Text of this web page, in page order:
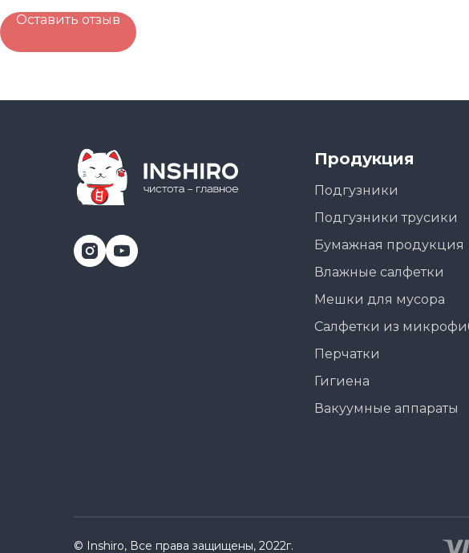
Оставить отзыв
Продукция
Подгузники
Подгузники трусики
Бумажная продукция
Влажные салфетки
Мешки для мусора
Салфетки из
Перчатки
Гигиена
Вакуумные аппараты
© Inshiro, Все права защищены, 2022г.